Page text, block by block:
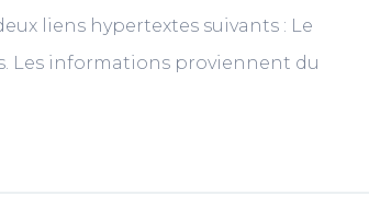
liens hypertextes suivants : Le
Les informations proviennent du